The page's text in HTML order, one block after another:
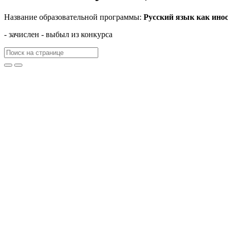
Название образовательной программы: Русский язык как
- зачислен - выбыл из конкурса